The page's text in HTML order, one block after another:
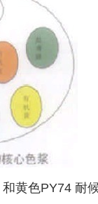
黄色PY74 耐